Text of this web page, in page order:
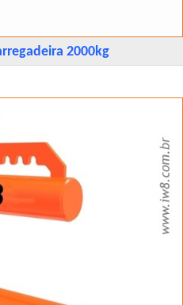
2000kg